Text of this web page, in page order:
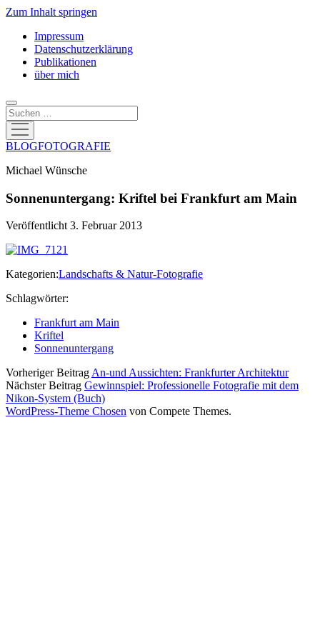
Zum Inhalt springen
Impressum
Datenschutzerklärung
Publikationen
über mich
Suchen
Menü
öffnen
BLOGFOTOGRAFIE
Michael Wünsche
Sonnenuntergang: Kriftel bei Frankfurt am Main
Veröffentlicht 3. Februar 2013
Kategorien:Landschafts & Natur-Fotografie
Schlagwörter:
Frankfurt am Main
Kriftel
Sonnenuntergang
Vorheriger BeitragAn-und Aussichten: Frankfurter Architektur
Nächster Beitrag Gewinnspiel: Professionelle Fotografie mit dem
Nikon-System (Buch)
WordPress-Theme Chosen von Compete Themes.